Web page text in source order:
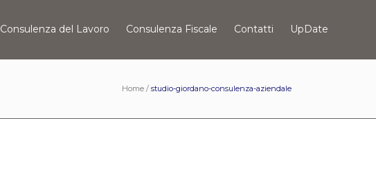
Consulenza del Lavoro Consulenza Fiscale Contatti UpDate
Home / studio-giordano-consulenza-aziendale